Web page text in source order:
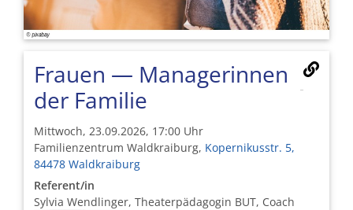
Frauen — Managerinnen
der Familie
Mittwoch, 23.09.2026, 17:00 Uhr
Familienzentrum Waldkraiburg, Kopernikusstr. 5,
84478 Waldkraiburg
Referent/in
Sylvia Wendlinger, Theaterpädagogin BUT, Coach